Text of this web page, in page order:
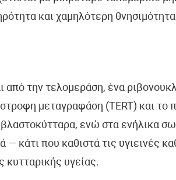
και χαμηλότερη
την τελομεράση, ένα
μεταγραφάση (TERT) και το
βλαστοκύτταρα, ενώ στα ενήλικα
— κάτι που καθιστά τις υγιεινές
κυτταρικής υγείας.